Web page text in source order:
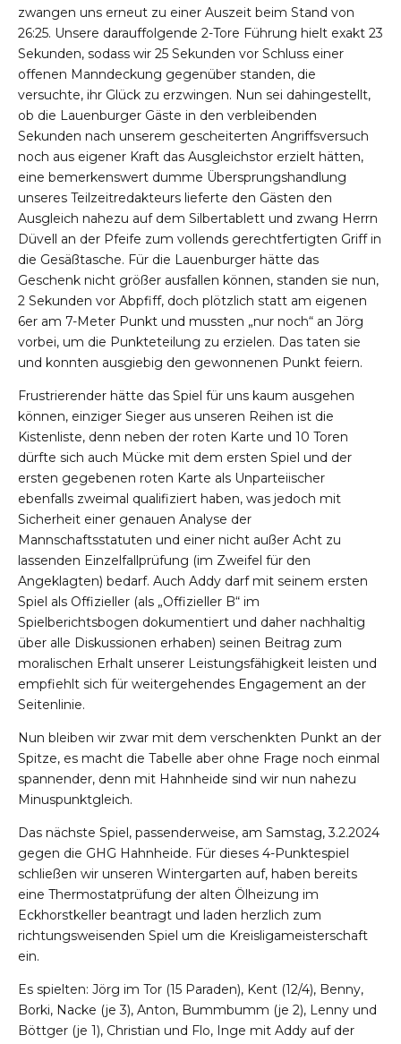
zwangen uns erneut zu einer Auszeit beim Stand von
26:25. Unsere darauffolgende 2-Tore Führung hielt exakt 23
Sekunden, sodass wir 25 Sekunden vor Schluss einer
offenen Manndeckung gegenüber standen, die
versuchte, ihr Glück zu erzwingen. Nun sei dahingestellt,
ob die Lauenburger Gäste in den verbleibenden
Sekunden nach unserem gescheiterten Angriffsversuch
noch aus eigener Kraft das Ausgleichstor erzielt hätten,
eine bemerkenswert dumme Übersprungshandlung
unseres Teilzeitredakteurs lieferte den Gästen den
Ausgleich nahezu auf dem Silbertablett und zwang Herrn
Düvell an der Pfeife zum vollends gerechtfertigten Griff in
die Gesäßtasche. Für die Lauenburger hätte das
Geschenk nicht größer ausfallen können, standen sie nun,
2 Sekunden vor Abpfiff, doch plötzlich statt am eigenen
6er am 7-Meter Punkt und mussten „nur noch“ an Jörg
vorbei, um die Punkteteilung zu erzielen. Das taten sie
und konnten ausgiebig den gewonnenen Punkt feiern.
Frustrierender hätte das Spiel für uns kaum ausgehen
können, einziger Sieger aus unseren Reihen ist die
Kistenliste, denn neben der roten Karte und 10 Toren
dürfte sich auch Mücke mit dem ersten Spiel und der
ersten gegebenen roten Karte als Unparteiischer
ebenfalls zweimal qualifiziert haben, was jedoch mit
Sicherheit einer genauen Analyse der
Mannschaftsstatuten und einer nicht außer Acht zu
lassenden Einzelfallprüfung (im Zweifel für den
Angeklagten) bedarf. Auch Addy darf mit seinem ersten
Spiel als Offizieller (als „Offizieller B“ im
Spielberichtsbogen dokumentiert und daher nachhaltig
über alle Diskussionen erhaben) seinen Beitrag zum
moralischen Erhalt unserer Leistungsfähigkeit leisten und
empfiehlt sich für weitergehendes Engagement an der
Seitenlinie.
Nun bleiben wir zwar mit dem verschenkten Punkt an der
Spitze, es macht die Tabelle aber ohne Frage noch einmal
spannender, denn mit Hahnheide sind wir nun nahezu
Minuspunktgleich.
Das nächste Spiel, passenderweise, am Samstag, 3.2.2024
gegen die GHG Hahnheide. Für dieses 4-Punktespiel
schließen wir unseren Wintergarten auf, haben bereits
eine Thermostatprüfung der alten Ölheizung im
Eckhorstkeller beantragt und laden herzlich zum
richtungsweisenden Spiel um die Kreisligameisterschaft
ein.
Es spielten: Jörg im Tor (15 Paraden), Kent (12/4), Benny,
Borki, Nacke (je 3), Anton, Bummbumm (je 2), Lenny und
Böttger (je 1), Christian und Flo, Inge mit Addy auf der